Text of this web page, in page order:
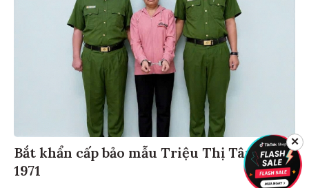
Bắt khẩn cấp bảo mẫu Triệu Thị Tâm, SN
1971
✕